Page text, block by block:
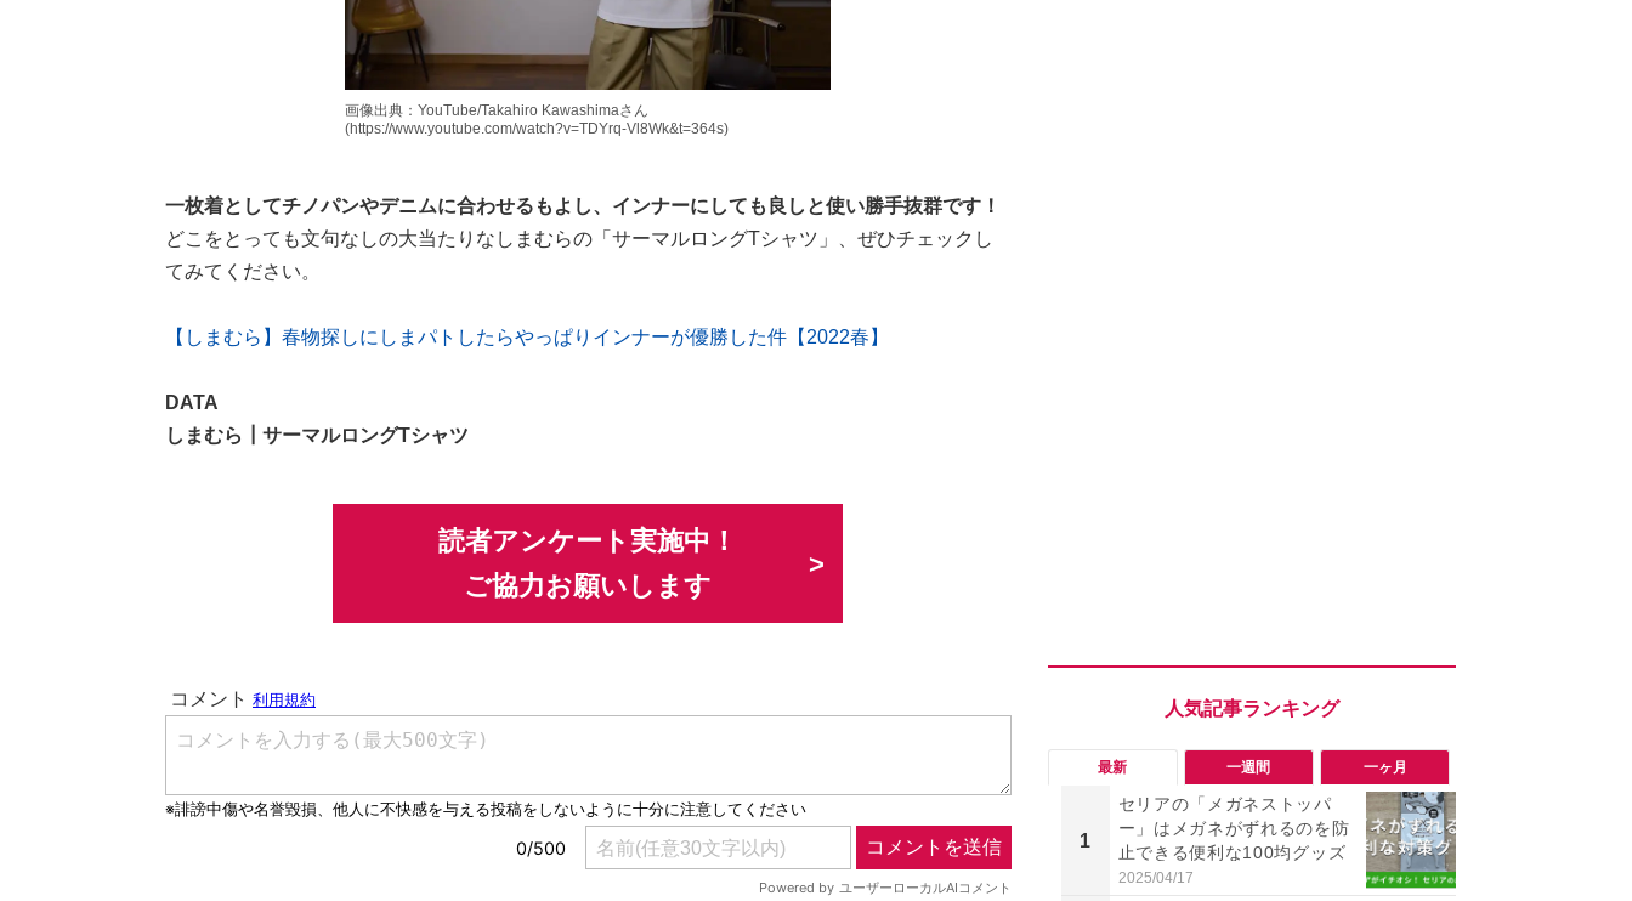
画像出典：YouTube/Takahiro Kawashimaさん
(https://www.youtube.com/watch?v=TDYrq-Vl8Wk&t=364s)
一枚着としてチノパンやデニムに合わせるもよし、インナーにしても良しと使い勝手抜群です！
どこをとっても文句なしの大当たりなしまむらの「サーマルロングTシャツ」、ぜひチェックし
てみてください。
【しまむら】春物探しにしまパトしたらやっぱりインナーが優勝した件【2022春】
DATA
しまむら┃サーマルロングTシャツ
読者アンケート実施中！
ご協力お願いします
最新 一週間 一ヶ月
1
セリアの「メガネストッパ
ー」はメガネがずれるのを防
止できる便利な100均グッズ
2025/04/17